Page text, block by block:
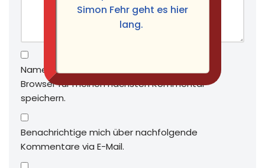
Name, E-Mail-Adresse und Website in diesem
Browser für meinen nächsten Kommentar
speichern.
Benachrichtige mich über nachfolgende
Kommentare via E-Mail.
Simon Fehr geht es hier
lang.